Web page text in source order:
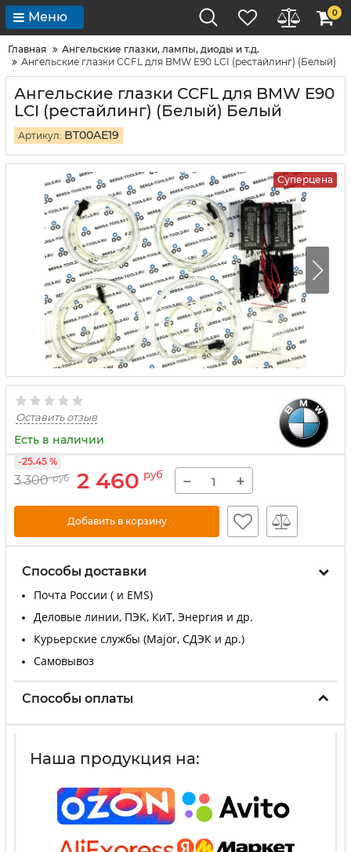
Меню 0
Главная
Ангельские глазки, лампы, диоды и т.д.
Ангельские глазки CCFL для BMW E90 LCI (рестайлинг) (Белый)
Ангельские глазки CCFL для BMW E90
LCI (рестайлинг) (Белый) Белый
Артикул: BT00AE19
Суперцена
Оставить отзыв
Есть в наличии
3 300 руб 2 460 руб
-25.45 %
− +
Добавить в корзину
Способы доставки
Почта России ( и EMS)
Деловые линии, ПЭК, КиТ, Энергия и др.
Курьерские службы (Major, СДЭК и др.)
Самовывоз
Способы оплаты
Наша продукция на: